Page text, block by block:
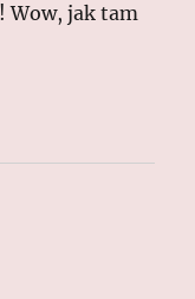
Wow, jak tam